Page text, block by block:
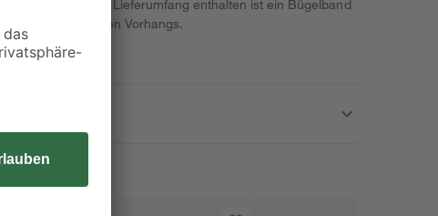
fädeln. Im Lieferumfang enthalten ist ein Bügelband
des 255 cm langen Vorhangs.